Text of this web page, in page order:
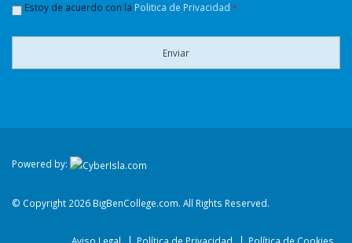
Estoy de acuerdo con la Politica de Privacidad *
Enviar
Powered by:
© Copyright 2026 BigBenCollege.com. All Rights Reserved.